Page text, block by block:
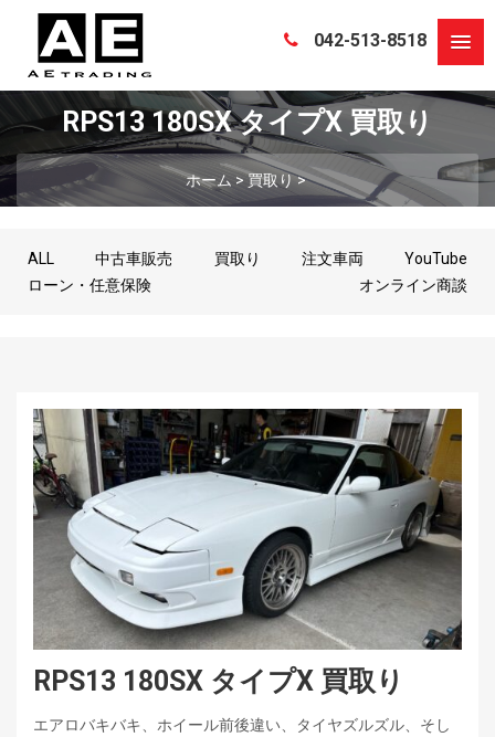
042-513-8518
RPS13 180SX タイプX 買取り
ホーム >買取り>
ALL 中古車販売 買取り 注文車両
YouTube
ローン・任意保険
オンライン商談
RPS13 180SX タイプX 買取り
エアロバキバキ、ホイール前後違い、タイヤズルズル、そし